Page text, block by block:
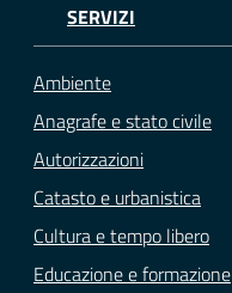
SERVIZI
Ambiente
Anagrafe e stato civile
Autorizzazioni
Catasto e urbanistica
Cultura e tempo libero
Educazione e formazione